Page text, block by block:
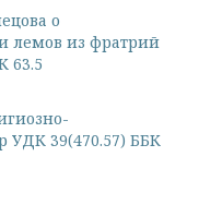
о
лемов из фратрий
63.5
УДК 39(470.57) ББК